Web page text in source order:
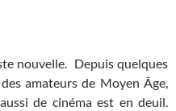
nouvelle. Depuis quelques
amateurs de Moyen Âge,
de cinéma est en deuil.